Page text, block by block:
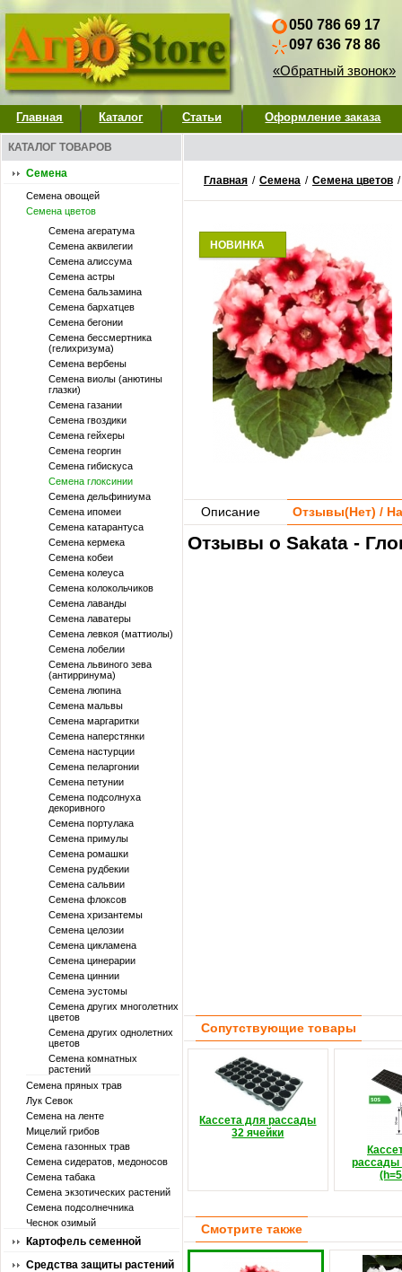
050 786 69 17
097 636 78 86
«Обратный звонок»
Главная Каталог Статьи Оформление заказа
КАТАЛОГ ТОВАРОВ
Семена
Семена овощей
Семена цветов
Семена агератума
Семена аквилегии
Семена алиссума
Семена астры
Семена бальзамина
Семена бархатцев
Семена бегонии
Семена бессмертника
(гелихризума)
Семена вербены
Семена виолы (анютины
глазки)
Семена газании
Семена гвоздики
Семена гейхеры
Семена георгин
Семена гибискуса
Семена глоксинии
Семена дельфиниума
Семена ипомеи
Семена катарантуса
Семена кермека
Семена кобеи
Семена колеуса
Семена колокольчиков
Семена лаванды
Семена лаватеры
Семена левкоя (маттиолы)
Семена лобелии
Семена львиного зева
(антирринума)
Семена люпина
Семена мальвы
Семена маргаритки
Семена наперстянки
Семена настурции
Семена пеларгонии
Семена петунии
Семена подсолнуха
декоривного
Семена портулака
Семена примулы
Семена ромашки
Семена рудбекии
Семена сальвии
Семена флоксов
Семена хризантемы
Семена целозии
Семена цикламена
Семена цинерарии
Семена циннии
Семена эустомы
Семена других многолетних
цветов
Семена других однолетних
цветов
Семена комнатных
растений
Семена пряных трав
Лук Севок
Семена на ленте
Мицелий грибов
Семена газонных трав
Семена сидератов, медоносов
Семена табака
Семена экзотических растений
Семена подсолнечника
Чеснок озимый
Картофель семенной
Средства защиты растений
Главная / Семена / Семена цветов /
НОВИНКА
Описание Отзывы(Нет) /
Отзывы о Sakata -
Сопутствующие товары
Кассета для рассады
32 ячейки
рассады
Смотрите также